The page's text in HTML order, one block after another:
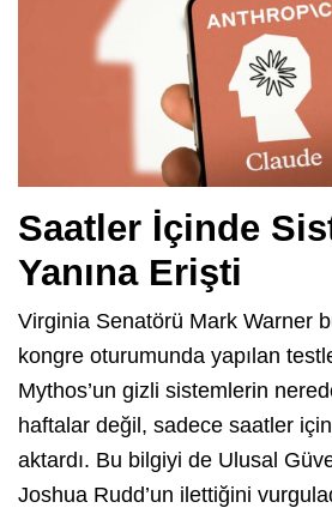
Saatler İçinde
Yanına Erişti
Virginia Senatörü Mark Warner
kongre oturumunda yapılan
Mythos’un gizli sistemlerin
haftalar değil, sadece saatler
aktardı. Bu bilgiyi de Ulusal
Joshua Rudd’un ilettiğini